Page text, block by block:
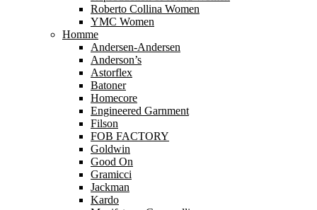
Roberto Collina Women
YMC Women
Homme
Andersen-Andersen
Anderson’s
Astorflex
Batoner
Homecore
Engineered Garnment
Filson
FOB FACTORY
Goldwin
Good On
Gramicci
Jackman
Kardo